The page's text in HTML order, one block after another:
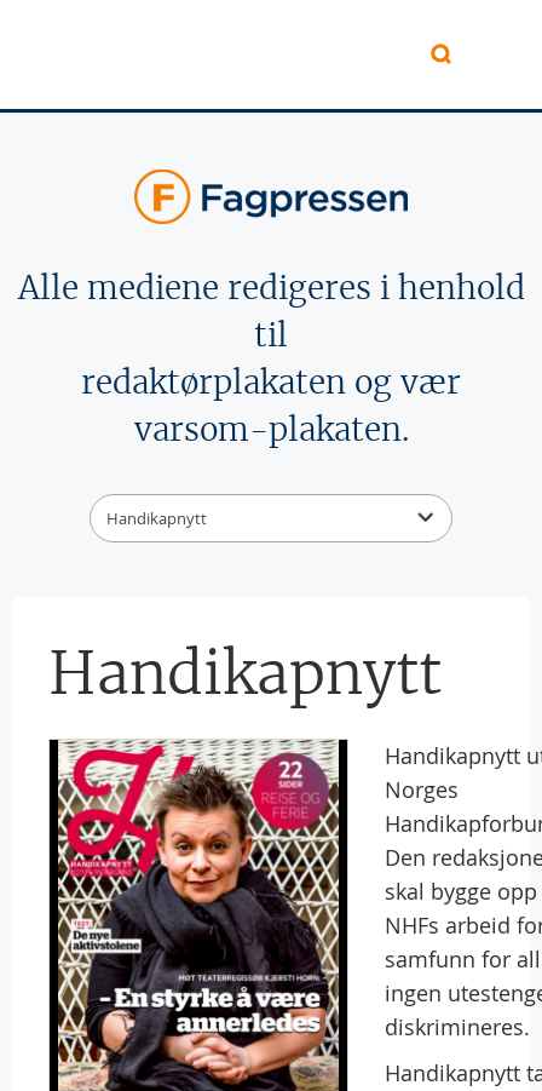
Alle mediene redigeres i henhold
til
redaktørplakaten og vær
varsom-plakaten.
Handikapnytt
Handikapnytt
Handikapnytt
Norges
Den
skal bygge
NHFs arbeid
samfunn for
ingen
diskrimineres.
Handikapnytt